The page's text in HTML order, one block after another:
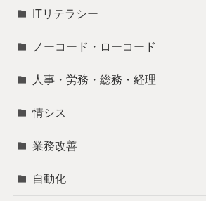
ITリテラシー
ノーコード・ローコード
人事・労務・総務・経理
情シス
業務改善
自動化